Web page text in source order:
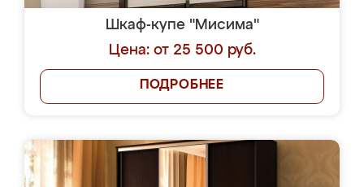
Шкаф-купе "Мисима"
Цена: от 25 500 руб.
ПОДРОБНЕЕ